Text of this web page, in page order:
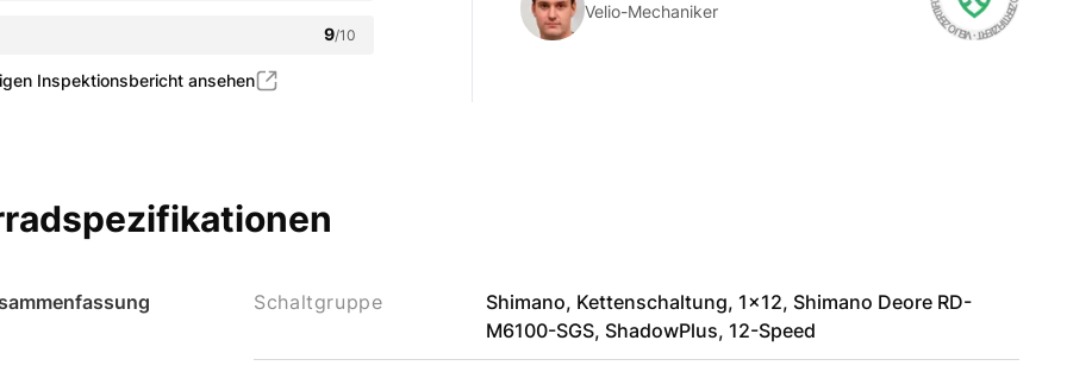
9/10
Inspektionsbericht ansehen
Velio-Mechaniker
Schaltgruppe
Shimano, Kettenschaltung, 1x12, Shimano Deore RD-
M6100-SGS, ShadowPlus, 12-Speed